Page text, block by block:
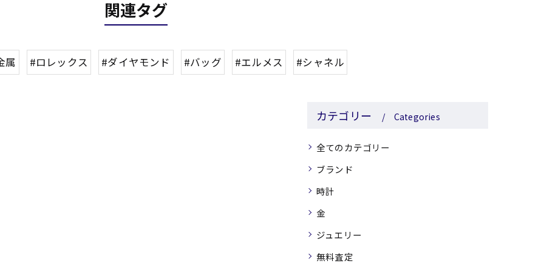
関連タグ
属 #ロレックス #ダイヤモンド #バッグ #エルメス #シャネル
カテゴリー Categories
全てのカテゴリー
ブランド
時計
金
ジュエリー
無料査定